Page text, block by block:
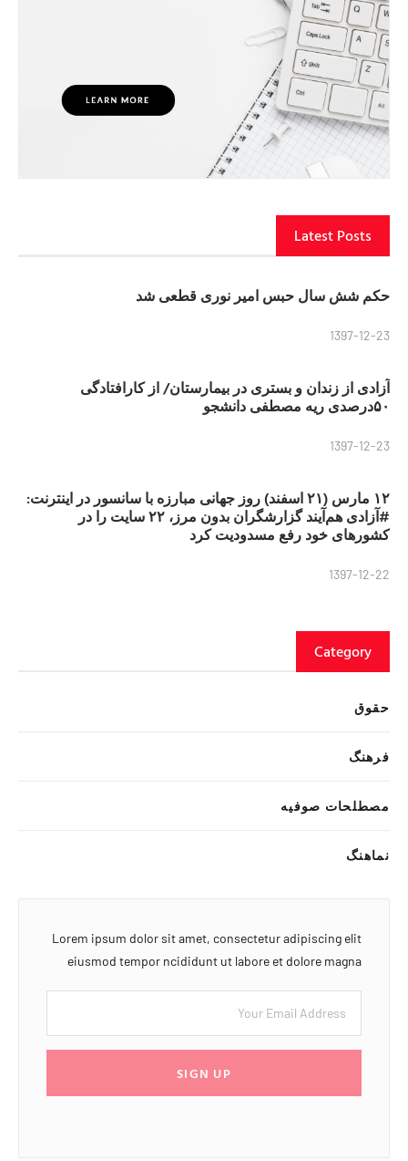
Latest Posts
حکم شش سال حبس امیر نوری قطعی شد
1397-12-23
آزادی از زندان و بستری در بیمارستان/ از کارافتادگی
۵۰درصدی ریه مصطفی دانشجو
1397-12-23
۱۲ مارس (۲۱ اسفند) روز جهانی مبارزه با سانسور در اینترنت:
#آزادی هم‌آیند گزارشگران‌ بدون مرز، ۲۲ سایت را در
کشورهای خود رفع مسدودیت کرد
1397-12-22
Category
حقوق
فرهنگ
مصطلحات صوفیه
نماهنگ
Lorem ipsum dolor sit amet, consectetur adipiscing elit
eiusmod tempor ncididunt ut labore et dolore magna
SIGN UP